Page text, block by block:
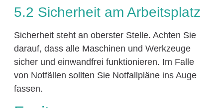
5.2 Sicherheit am Arbeitsplatz
Sicherheit steht an oberster Stelle. Achten Sie
darauf, dass alle Maschinen und Werkzeuge
sicher und einwandfrei funktionieren. Im Falle
von Notfällen sollten Sie Notfallpläne ins Auge
fassen.